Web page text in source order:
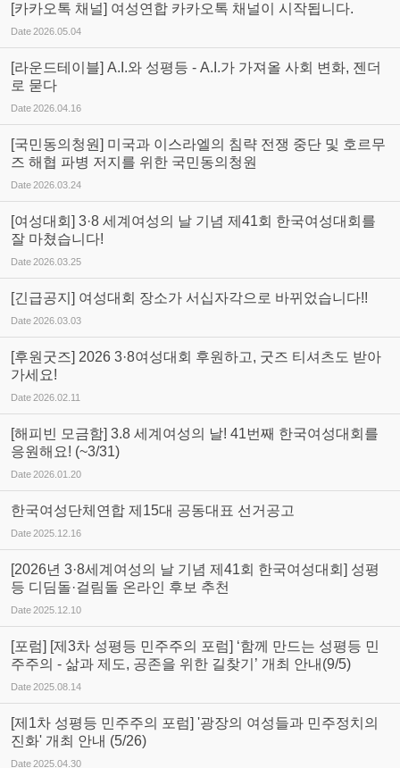
[카카오톡 채널] 여성연합 카카오톡 채널이 시작됩니다.
Date2026.05.04
[라운드테이블] A.I.와 성평등 - A.I.가 가져올 사회 변화, 젠더
로 묻다
Date2026.04.16
[국민동의청원] 미국과 이스라엘의 침략 전쟁 중단 및 호르무
즈 해협 파병 저지를 위한 국민동의청원
Date2026.03.24
[여성대회] 3·8 세계여성의 날 기념 제41회 한국여성대회를
잘 마쳤습니다!
Date2026.03.25
[긴급공지] 여성대회 장소가 서십자각으로 바뀌었습니다!!
Date2026.03.03
[후원굿즈] 2026 3·8여성대회 후원하고, 굿즈 티셔츠도 받아
가세요!
Date2026.02.11
[해피빈 모금함] 3.8 세계여성의 날! 41번째 한국여성대회를
응원해요! (~3/31)
Date2026.01.20
한국여성단체연합 제15대 공동대표 선거공고
Date2025.12.16
[2026년 3·8세계여성의 날 기념 제41회 한국여성대회] 성평
등 디딤돌·걸림돌 온라인 후보 추천
Date2025.12.10
[포럼] [제3차 성평등 민주주의 포럼] ‘함께 만드는 성평등 민
주주의 - 삶과 제도, 공존을 위한 길찾기’ 개최 안내(9/5)
Date2025.08.14
[제1차 성평등 민주주의 포럼] '광장의 여성들과 민주정치의
진화' 개최 안내 (5/26)
Date2025.04.30